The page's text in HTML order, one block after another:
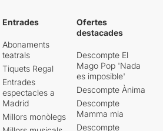
Entrades
Abonaments
teatrals
Tiquets Regal
Entrades
espectacles a
Madrid
Millors monòlegs
Ofertes
destacades
Descompte El
Mago Pop 'Nada
es imposible'
Descompte Ànima
Descompte
Mamma mia
Descompte